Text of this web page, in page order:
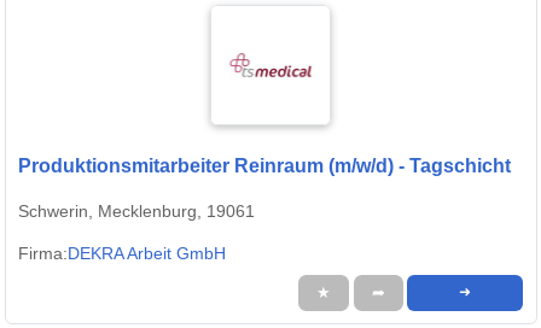
Produktionsmitarbeiter Reinraum (m/w/d) - Tagschicht
Schwerin, Mecklenburg, 19061
Firma:DEKRA Arbeit GmbH
★ ➦ ➜